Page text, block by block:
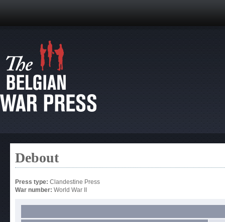
Debout
Press type: Clandestine Press
War number: World War II